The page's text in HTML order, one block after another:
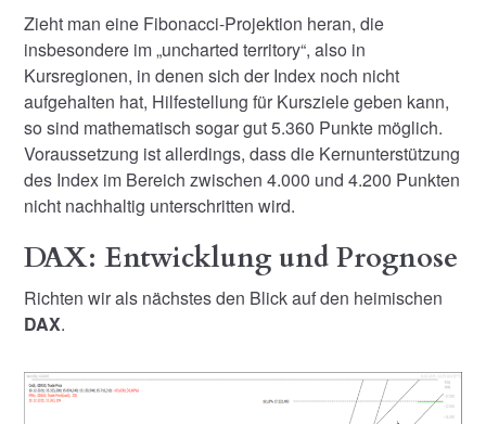
Zieht man eine Fibonacci-Projektion heran, die
insbesondere im „uncharted territory“, also in
Kursregionen, in denen sich der Index noch nicht
aufgehalten hat, Hilfestellung für Kursziele geben kann,
so sind mathematisch sogar gut 5.360 Punkte möglich.
Voraussetzung ist allerdings, dass die Kernunterstützung
des Index im Bereich zwischen 4.000 und 4.200 Punkten
nicht nachhaltig unterschritten wird.
DAX: Entwicklung und Prognose
Richten wir als nächstes den Blick auf den heimischen
DAX.